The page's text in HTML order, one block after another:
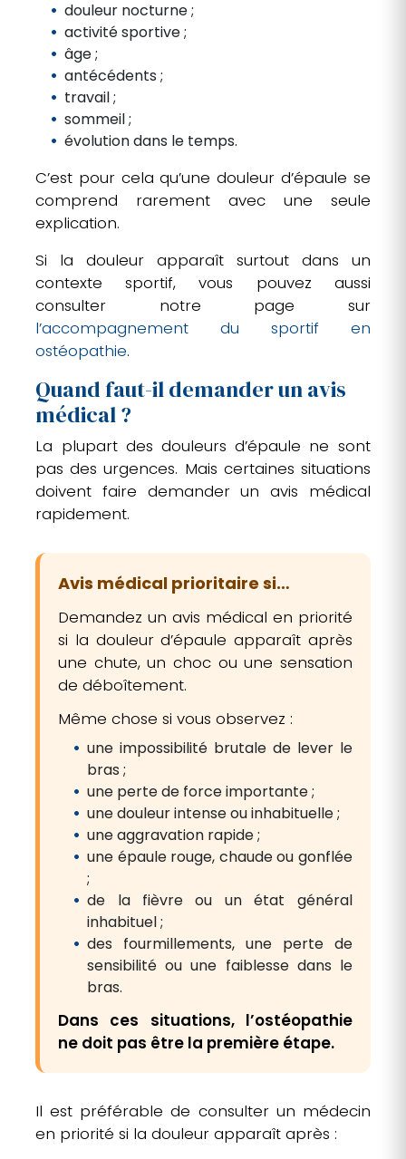
douleur nocturne ;
activité sportive ;
âge ;
antécédents ;
travail ;
sommeil ;
évolution dans le temps.
C’est pour cela qu’une douleur d’épaule se
comprend rarement avec une seule
explication.
Si la douleur apparaît surtout dans un
contexte sportif, vous pouvez aussi
consulter notre page sur
l’accompagnement du sportif en
ostéopathie.
Quand faut-il demander un avis
médical ?
La plupart des douleurs d’épaule ne sont
pas des urgences. Mais certaines situations
doivent faire demander un avis médical
rapidement.
Avis médical prioritaire si…
Demandez un avis médical en priorité
si la douleur d’épaule apparaît après
une chute, un choc ou une sensation
de déboîtement.
Même chose si vous observez :
une impossibilité brutale de lever le
bras ;
une perte de force importante ;
une douleur intense ou inhabituelle ;
une aggravation rapide ;
une épaule rouge, chaude ou gonflée
;
de la fièvre ou un état général
inhabituel ;
des fourmillements, une perte de
sensibilité ou une faiblesse dans le
bras.
Dans ces situations, l’ostéopathie
ne doit pas être la première étape.
Il est préférable de consulter un médecin
en priorité si la douleur apparaît après :